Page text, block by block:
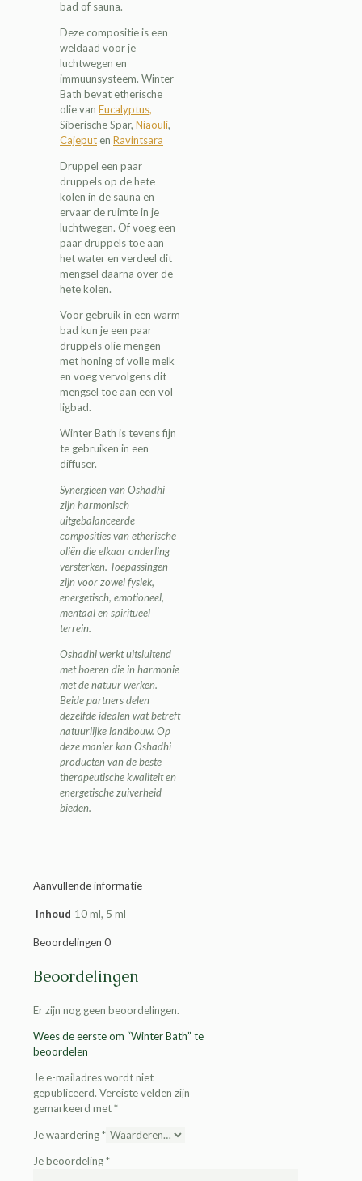
bad of sauna.
Deze compositie is een
weldaad voor je
luchtwegen en
immuunsysteem. Winter
Bath bevat etherische
olie van Eucalyptus,
Siberische Spar, Niaouli,
Cajeput en Ravintsara
Druppel een paar
druppels op de hete
kolen in de sauna en
ervaar de ruimte in je
luchtwegen. Of voeg een
paar druppels toe aan
het water en verdeel dit
mengsel daarna over de
hete kolen.
Voor gebruik in een warm
bad kun je een paar
druppels olie mengen
met honing of volle melk
en voeg vervolgens dit
mengsel toe aan een vol
ligbad.
Winter Bath is tevens fijn
te gebruiken in een
diffuser.
Synergieën van Oshadhi
zijn harmonisch
uitgebalanceerde
composities van etherische
oliën die elkaar onderling
versterken. Toepassingen
zijn voor zowel fysiek,
energetisch, emotioneel,
mentaal en spiritueel
terrein.
Oshadhi werkt uitsluitend
met boeren die in harmonie
met de natuur werken.
Beide partners delen
dezelfde idealen wat betreft
natuurlijke landbouw. Op
deze manier kan Oshadhi
producten van de beste
therapeutische kwaliteit en
energetische zuiverheid
bieden.
Aanvullende informatie
Inhoud 10 ml, 5 ml
Beoordelingen 0
Beoordelingen
Er zijn nog geen beoordelingen.
Wees de eerste om “Winter Bath” te
beoordelen
Je e-mailadres wordt niet
gepubliceerd. Vereiste velden zijn
gemarkeerd met*
Je waardering*
Je beoordeling*